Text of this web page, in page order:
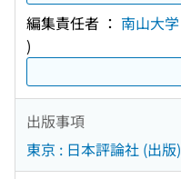
編集責任者 ： 南山大学
)
出版事項
東京 : 日本評論社 (出版)